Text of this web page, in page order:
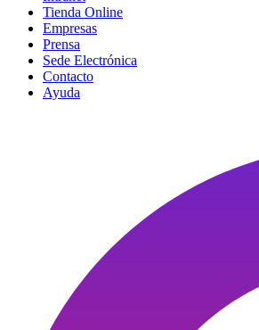
Tienda Online
Empresas
Prensa
Sede Electrónica
Contacto
Ayuda